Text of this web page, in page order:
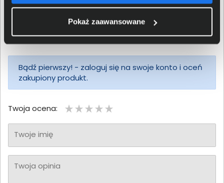
Pokaż zaawansowane
Bądź pierwszy! - zaloguj się na swoje konto i oceń
zakupiony produkt.
Twoja ocena:
Twoje imię
Twoja opinia